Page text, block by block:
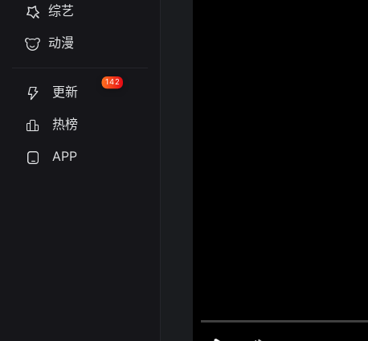
综艺
动漫
更新
142
热榜
APP